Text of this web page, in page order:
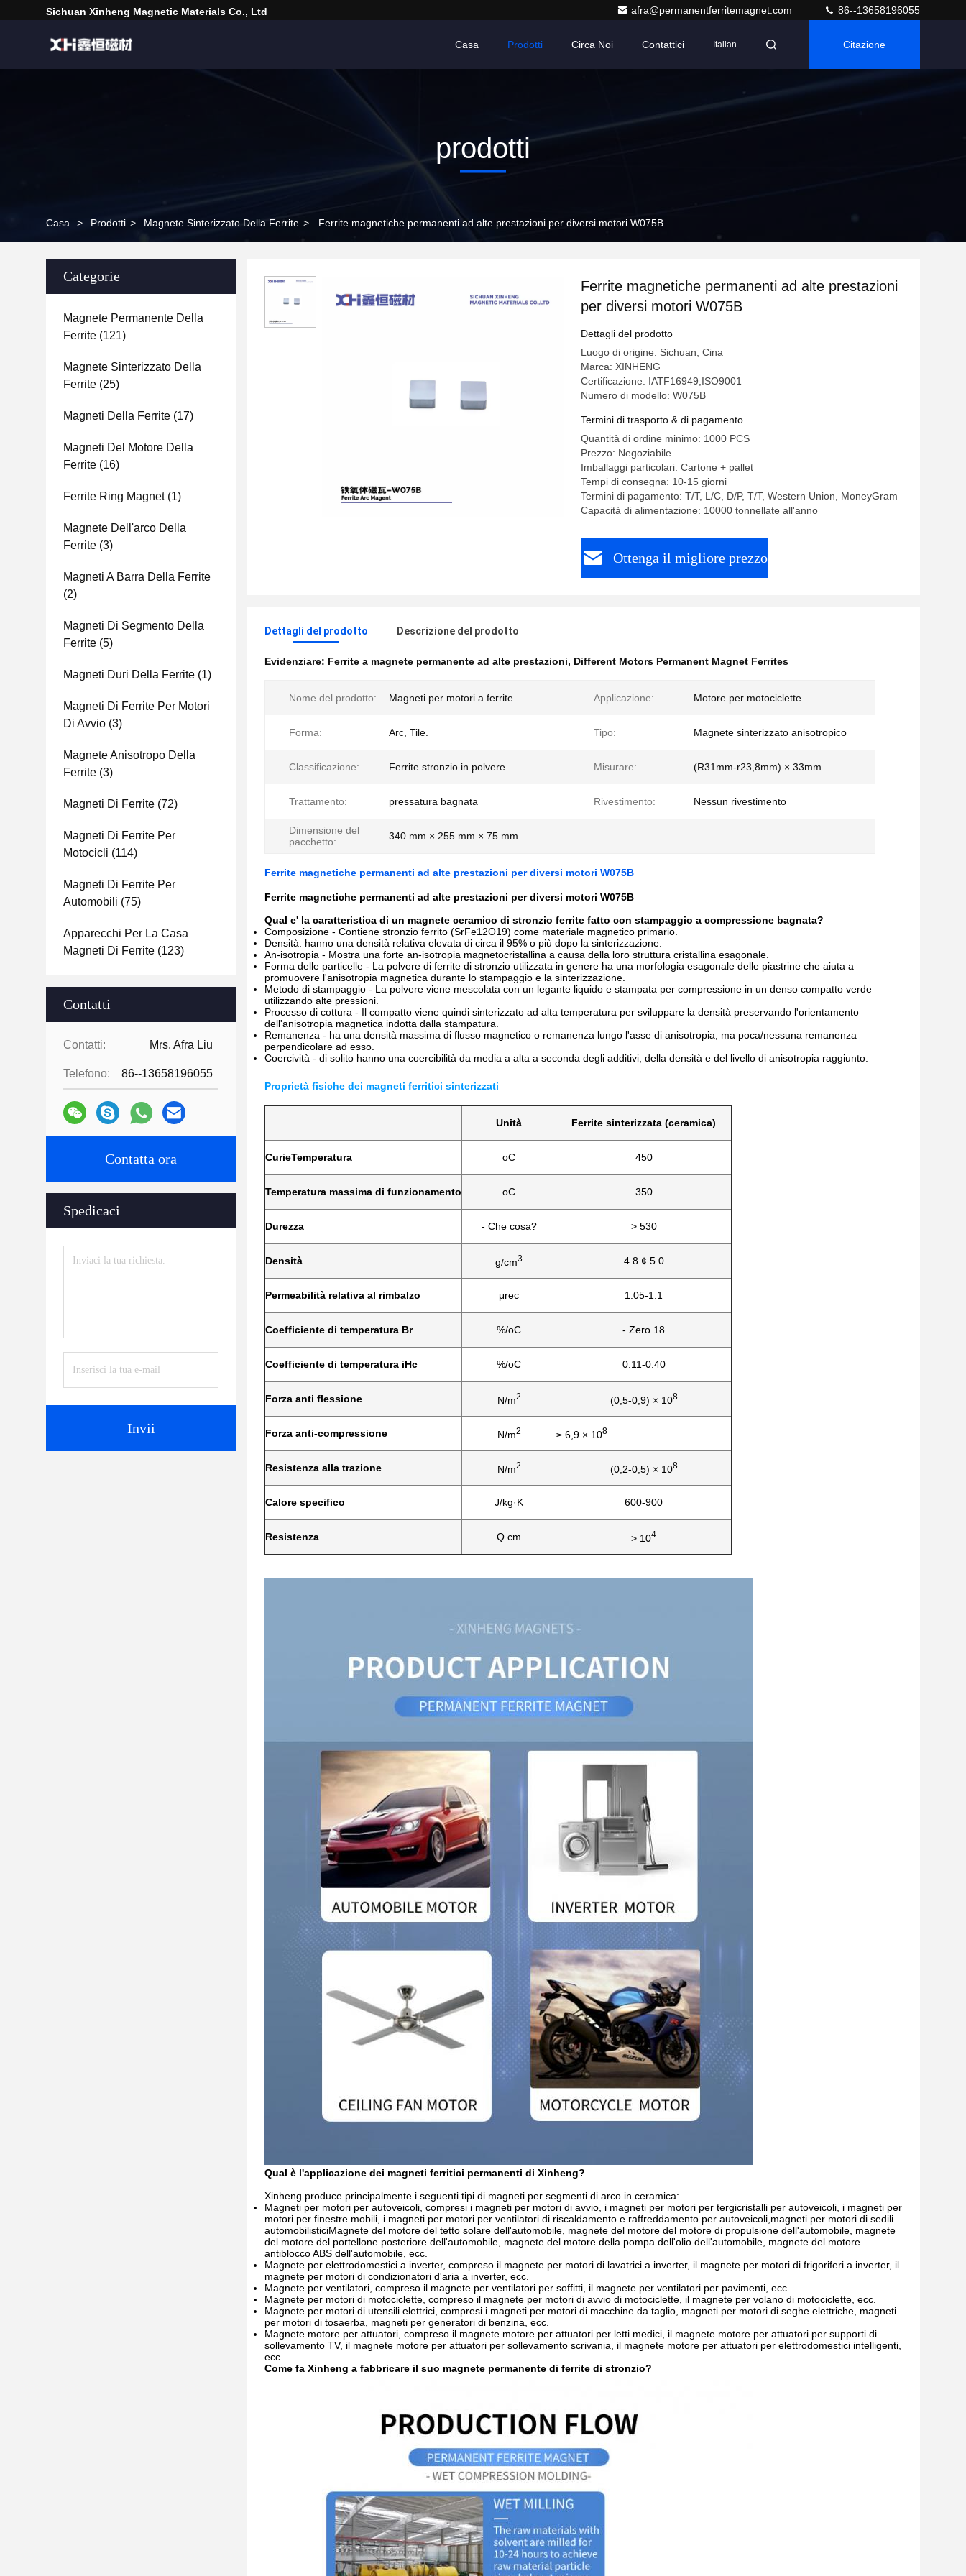
Sichuan Xinheng Magnetic Materials Co., Ltd afra@permanentferritemagnet.com 86--13658196055
Casa Prodotti Circa Noi Contattici Italian Citazione
prodotti
Casa. > Prodotti > Magnete Sinterizzato Della Ferrite > Ferrite magnetiche permanenti ad alte prestazioni per diversi motori W075B
Categorie
Magnete Permanente Della
Ferrite (121)
Magnete Sinterizzato Della
Ferrite (25)
Magneti Della Ferrite (17)
Magneti Del Motore Della
Ferrite (16)
Ferrite Ring Magnet(1)
Magnete Dell'arco Della
Ferrite (3)
Magneti A Barra Della Ferrite
(2)
Magneti Di Segmento Della
Ferrite (5)
Magneti Duri Della Ferrite (1)
Magneti Di Ferrite Per Motori
Di Avvio (3)
Magnete Anisotropo Della
Ferrite (3)
Magneti Di Ferrite (72)
Magneti Di Ferrite Per
Motocicli (114)
Magneti Di Ferrite Per
Automobili (75)
Apparecchi Per La Casa
Magneti Di Ferrite (123)
Contatti
Contatti: Mrs. Afra Liu
Telefono: 86--13658196055
Contatta ora
Spedicaci
Invii
Ferrite magnetiche permanenti ad alte prestazioni
per diversi motori W075B
Dettagli del prodotto
Luogo di origine: Sichuan, Cina
Marca: XINHENG
Certificazione: IATF16949,ISO9001
Numero di modello: W075B
Termini di trasporto & di pagamento
Quantità di ordine minimo: 1000 PCS
Prezzo: Negoziabile
Imballaggi particolari: Cartone + pallet
Tempi di consegna: 10-15 giorni
Termini di pagamento: T/T, L/C, D/P, T/T, Western Union, MoneyGram
Capacità di alimentazione: 10000 tonnellate all'anno
Ottenga il migliore prezzo
Dettagli del prodotto Descrizione del prodotto
Evidenziare: Ferrite a magnete permanente ad alte prestazioni, Different Motors Permanent Magnet Ferrites
Nome del prodotto: Magneti per motori a ferrite Applicazione: Motore per motociclette
Forma: Arc, Tile. Tipo: Magnete sinterizzato anisotropico
Classificazione: Ferrite stronzio in polvere Misurare: (R31mm-r23,8mm) × 33mm
Trattamento: pressatura bagnata Rivestimento: Nessun rivestimento
Dimensione del
pacchetto:
340 mm × 255 mm × 75 mm
Ferrite magnetiche permanenti ad alte prestazioni per diversi motori W075B
Ferrite magnetiche permanenti ad alte prestazioni per diversi motori W075B
Qual e' la caratteristica di un magnete ceramico di stronzio ferrite fatto con stampaggio a compressione bagnata?
Composizione - Contiene stronzio ferrito (SrFe12O19) come materiale magnetico primario.
Densità: hanno una densità relativa elevata di circa il 95% o più dopo la sinterizzazione.
An-isotropia - Mostra una forte an-isotropia magnetocristallina a causa della loro struttura cristallina esagonale.
Forma delle particelle - La polvere di ferrite di stronzio utilizzata in genere ha una morfologia esagonale delle piastrine che aiuta a
promuovere l'anisotropia magnetica durante lo stampaggio e la sinterizzazione.
Metodo di stampaggio - La polvere viene mescolata con un legante liquido e stampata per compressione in un denso compatto verde
utilizzando alte pressioni.
Processo di cottura - Il compatto viene quindi sinterizzato ad alta temperatura per sviluppare la densità preservando l'orientamento
dell'anisotropia magnetica indotta dalla stampatura.
Remanenza - ha una densità massima di flusso magnetico o remanenza lungo l'asse di anisotropia, ma poca/nessuna remanenza
perpendicolare ad esso.
Coercività - di solito hanno una coercibilità da media a alta a seconda degli additivi, della densità e del livello di anisotropia raggiunto.
Proprietà fisiche dei magneti ferritici sinterizzati
Unità Ferrite sinterizzata (ceramica)
CurieTemperatura oC 450
Temperatura massima di funzionamento oC 350
Durezza - Che cosa? > 530
Densità g/cm3 4.8 ¢ 5.0
Permeabilità relativa al rimbalzo μrec 1.05-1.1
Coefficiente di temperatura Br %/oC - Zero.18
Coefficiente di temperatura iHc %/oC 0.11-0.40
Forza anti flessione N/m2 (0,5-0,9) × 108
Forza anti-compressione N/m2 ≥ 6,9 × 108
Resistenza alla trazione N/m2 (0,2-0,5) × 108
Calore specifico J/kg·K 600-900
Resistenza Q.cm > 104
Qual è l'applicazione dei magneti ferritici permanenti di Xinheng?
Xinheng produce principalmente i seguenti tipi di magneti per segmenti di arco in ceramica:
Magneti per motori per autoveicoli, compresi i magneti per motori di avvio, i magneti per motori per tergicristalli per autoveicoli, i magneti per
motori per finestre mobili, i magneti per motori per ventilatori di riscaldamento e raffreddamento per autoveicoli,magneti per motori di sedili
automobilisticiMagnete del motore del tetto solare dell'automobile, magnete del motore del motore di propulsione dell'automobile, magnete
del motore del portellone posteriore dell'automobile, magnete del motore della pompa dell'olio dell'automobile, magnete del motore
antiblocco ABS dell'automobile, ecc.
Magnete per elettrodomestici a inverter, compreso il magnete per motori di lavatrici a inverter, il magnete per motori di frigoriferi a inverter, il
magnete per motori di condizionatori d'aria a inverter, ecc.
Magnete per ventilatori, compreso il magnete per ventilatori per soffitti, il magnete per ventilatori per pavimenti, ecc.
Magnete per motori di motociclette, compreso il magnete per motori di avvio di motociclette, il magnete per volano di motociclette, ecc.
Magnete per motori di utensili elettrici, compresi i magneti per motori di macchine da taglio, magneti per motori di seghe elettriche, magneti
per motori di tosaerba, magneti per generatori di benzina, ecc.
Magnete motore per attuatori, compreso il magnete motore per attuatori per letti medici, il magnete motore per attuatori per supporti di
sollevamento TV, il magnete motore per attuatori per sollevamento scrivania, il magnete motore per attuatori per elettrodomestici intelligenti,
ecc.
Come fa Xinheng a fabbricare il suo magnete permanente di ferrite di stronzio?